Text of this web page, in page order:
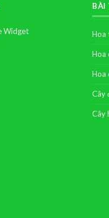
BÀI
Hoa
Hoa
Hoa
Cây
Cây